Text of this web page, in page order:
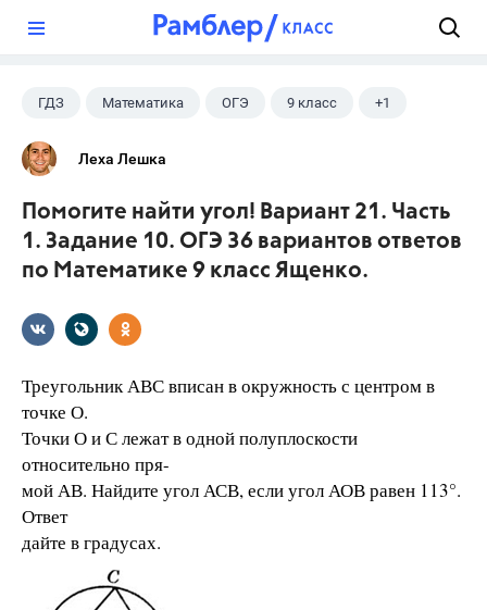
ГДЗ Математика ОГЭ 9 класс +1
Ященко И.В.
Леха Лешка
Помогите найти угол! Вариант 21. Часть
1. Задание 10. ОГЭ 36 вариантов ответов
по Математике 9 класс Ященко.
Треугольник АВС вписан в окружность с центром в
точке О.
Точки О и С лежат в одной полуплоскости
относительно пря-
мой АВ. Найдите угол АСВ, если угол АОВ равен 113°.
Ответ
дайте в градусах.